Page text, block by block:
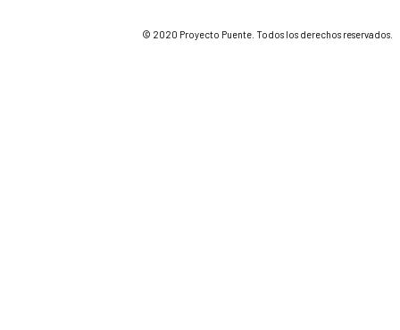
© 2020 Proyecto Puente. Todos los derechos reservados.